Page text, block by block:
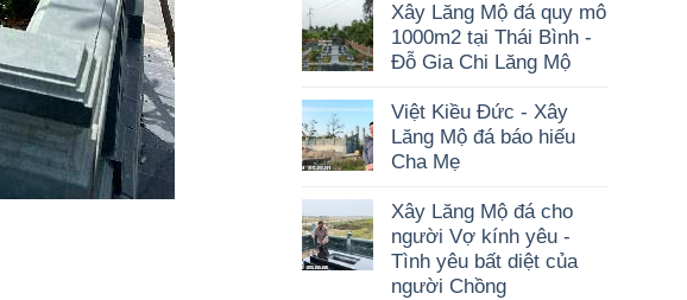
Xây Lăng Mộ đá quy mô
1000m2 tại Thái Bình -
Đỗ Gia Chi Lăng Mộ
Việt Kiều Đức - Xây
Lăng Mộ đá báo hiếu
Cha Mẹ
Xây Lăng Mộ đá cho
người Vợ kính yêu -
Tình yêu bất diệt của
người Chồng